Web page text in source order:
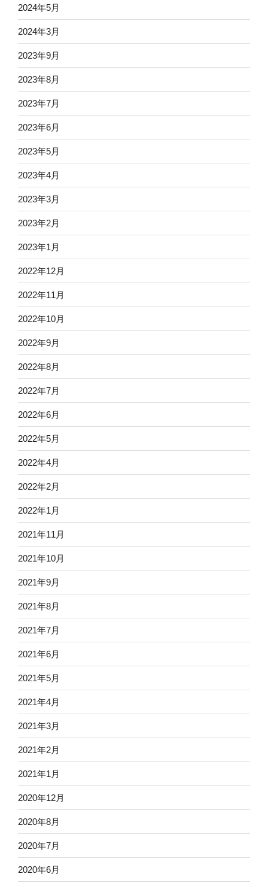
2024年5月
2024年3月
2023年9月
2023年8月
2023年7月
2023年6月
2023年5月
2023年4月
2023年3月
2023年2月
2023年1月
2022年12月
2022年11月
2022年10月
2022年9月
2022年8月
2022年7月
2022年6月
2022年5月
2022年4月
2022年2月
2022年1月
2021年11月
2021年10月
2021年9月
2021年8月
2021年7月
2021年6月
2021年5月
2021年4月
2021年3月
2021年2月
2021年1月
2020年12月
2020年8月
2020年7月
2020年6月